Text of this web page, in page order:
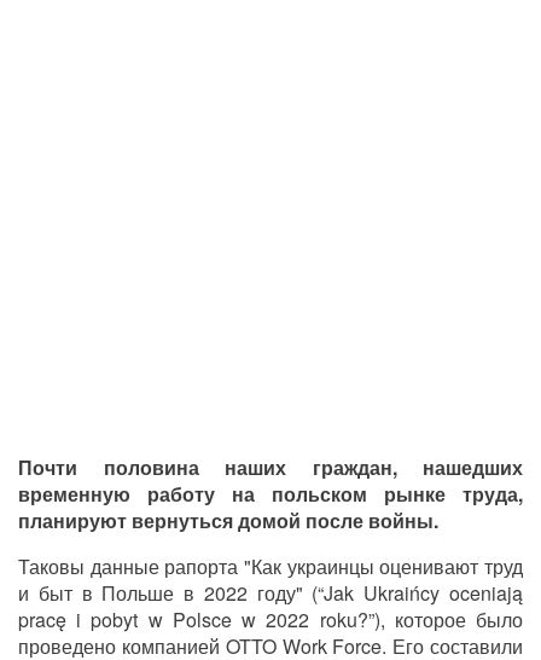
Почти половина наших граждан, нашедших
временную работу на польском рынке труда,
планируют вернуться домой после войны.
Таковы данные рапорта "Как украинцы оценивают труд
и быт в Польше в 2022 году" (“Jak Ukraińcy oceniają
pracę i pobyt w Polsce w 2022 roku?”), которое было
проведено компанией OTTO Work Force. Его составили